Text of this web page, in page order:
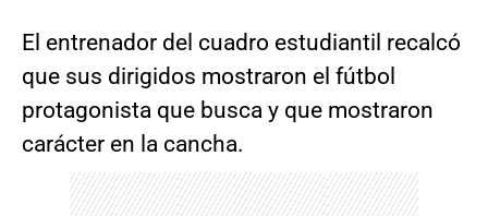
El entrenador del cuadro estudiantil recalcó
que sus dirigidos mostraron el fútbol
protagonista que busca y que mostraron
carácter en la cancha.